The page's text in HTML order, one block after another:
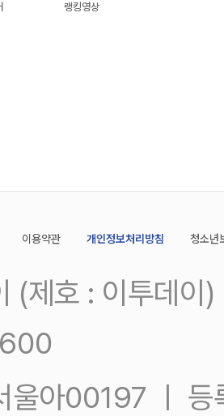
랭킹영상
이용약관 개인정보처리방침 청소년
(제호 : 이투데
울아00197 ㅣ